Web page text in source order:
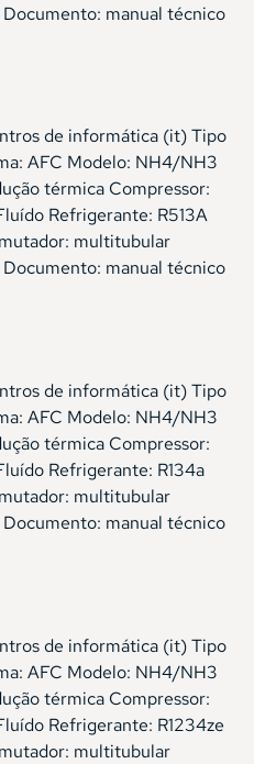
manual técnico
de informática (it) Tipo
AFC Modelo: NH4/NH3
térmica Compressor:
Refrigerante: R513A
multitubular
manual técnico
de informática (it) Tipo
AFC Modelo: NH4/NH3
térmica Compressor:
Refrigerante: R134a
multitubular
manual técnico
de informática (it) Tipo
AFC Modelo: NH4/NH3
térmica Compressor:
Refrigerante: R1234ze
multitubular